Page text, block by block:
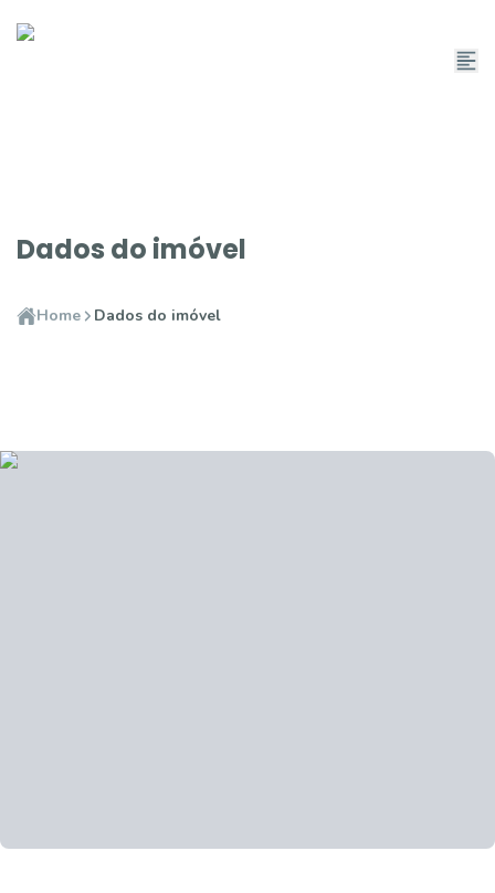
Dados do imóvel
Home Dados do imóvel